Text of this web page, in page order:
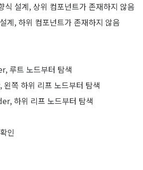
식 설계, 상위 컴포넌트가 존재하지 않음
계, 하위 컴포넌트가 존재하지 않음
루트 노드부터 탐색
쪽 하위 리프 노드부터 탐색
하위 리프 노드부터 탐색
인